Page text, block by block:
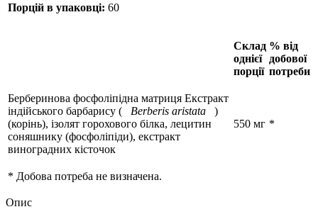
Порцій в упаковці: 60
Склад
однієї
порції
% від
добової
потреби
Берберинова фосфоліпідна матриця Екстракт
індійського барбарису (
Berberis aristata
)
(корінь), ізолят горохового білка, лецитин
соняшнику (фосфоліпіди), екстракт
виноградних кісточок
550 мг *
* Добова потреба не визначена.
Опис